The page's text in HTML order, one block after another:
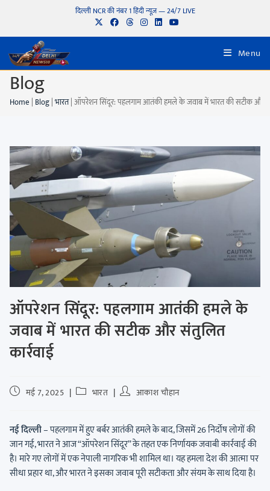
दिल्ली NCR की नंबर 1 हिंदी न्यूज़ — 24/7 LIVE
Menu
Blog
Home | Blog|भारत|ऑपरेशन सिंदूर: पहलगाम आतंकी हमले के जवाब में भारत की सटीक और
ऑपरेशन सिंदूर: पहलगाम आतंकी हमले के
जवाब में भारत की सटीक और संतुलित
कार्रवाई
मई 7, 2025 भारत आकाश चौहान
नई दिल्ली– पहलगाम में हुए बर्बर आतंकी हमले के बाद, जिसमें 26 निर्दोष लोगों की
जान गई, भारत ने आज “ऑपरेशन सिंदूर” के तहत एक निर्णायक जवाबी कार्रवाई की
है। मारे गए लोगों में एक नेपाली नागरिक भी शामिल था। यह हमला देश की आत्मा पर
सीधा प्रहार था, और भारत ने इसका जवाब पूरी सटीकता और संयम के साथ दिया है।